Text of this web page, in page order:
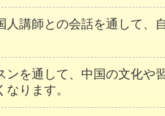
人講師との会話を通して、
ンを通して、中国の文化や
ります。